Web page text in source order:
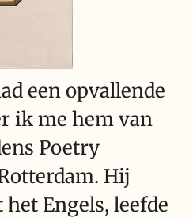
een opvallende
ik me hem van
Poetry
Hij
Engels, leefde